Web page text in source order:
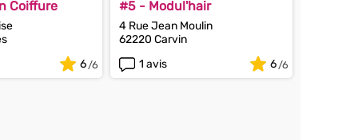
Coiffure
6
#5 - Modul'hair
4 Rue Jean Moulin
62220 Carvin
1 avis
6